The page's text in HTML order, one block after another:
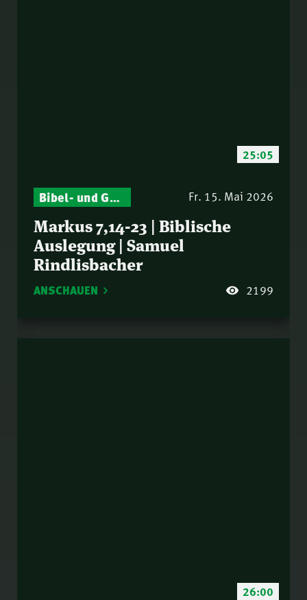
25:05
Bibel- und Gebetsstunde – Jeden Donnerstag neu: Vers-für-Vers-Auslegungen Fr. 15. Mai 2026
Markus 7,14-23 | Biblische
Auslegung | Samuel
Rindlisbacher
ANSCHAUEN 2199
26:00